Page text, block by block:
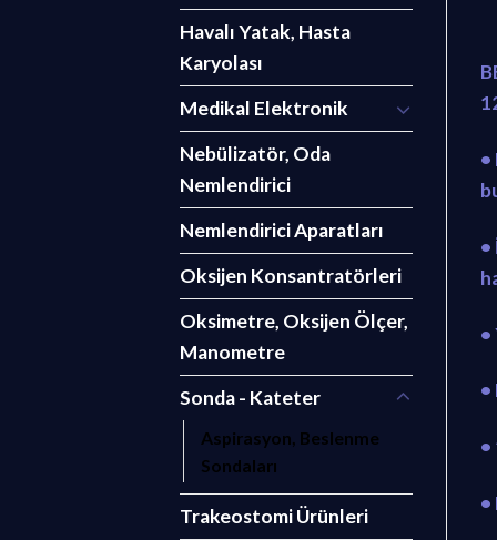
Havalı Yatak, Hasta
Karyolası
Medikal Elektronik
Nebülizatör, Oda
Nemlendirici
Nemlendirici Aparatları
Oksijen Konsantratörleri
Oksimetre, Oksijen Ölçer,
Manometre
Sonda - Kateter
Aspirasyon, Beslenme
Sondaları
Trakeostomi Ürünleri
•
•
•
•
•
•